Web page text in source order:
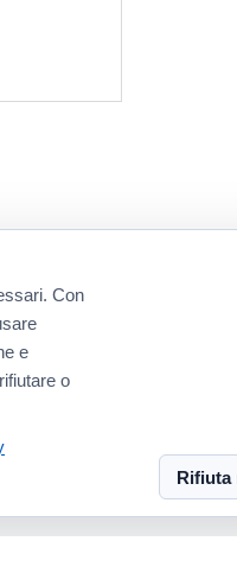
Con
e
o
Rifiuta